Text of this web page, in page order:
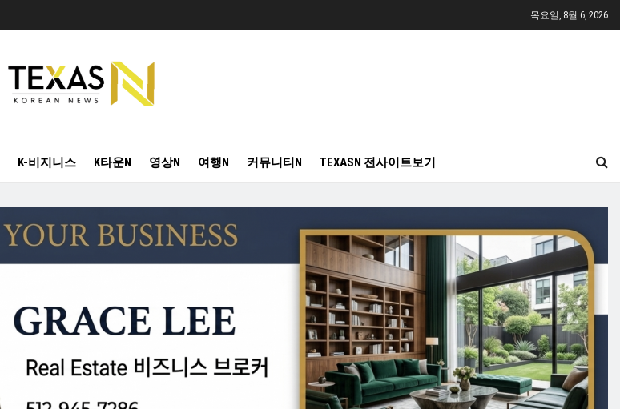
목요일, 8월 6, 2026
K-비지니스 K타운N 영상N 여행N 커뮤니티N TEXASN 전사이트보기